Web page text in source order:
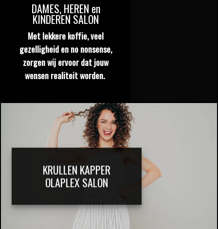
DAMES, HEREN en
KINDEREN SALON
Met lekkere koffie, veel
gezelligheid en no nonsense,
zorgen wij ervoor dat jouw
wensen realiteit worden.
KRULLEN KAPPER
OLAPLEX SALON